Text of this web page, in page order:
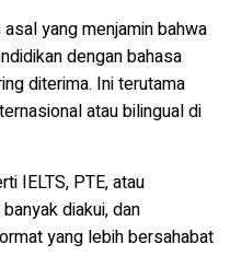
yang menjamin bahwa
dengan bahasa
diterima. Ini terutama
atau bilingual di
IELTS, PTE, atau
diakui, dan
yang lebih bersahabat